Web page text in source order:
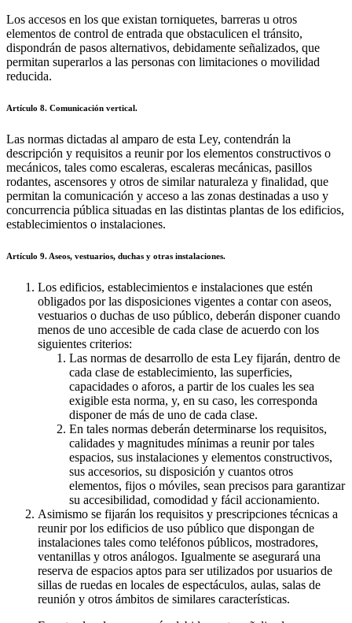
Los accesos en los que existan torniquetes, barreras u otros
elementos de control de entrada que obstaculicen el tránsito,
dispondrán de pasos alternativos, debidamente señalizados, que
permitan superarlos a las personas con limitaciones o movilidad
reducida.
Artículo 8. Comunicación vertical.
Las normas dictadas al amparo de esta Ley, contendrán la
descripción y requisitos a reunir por los elementos constructivos o
mecánicos, tales como escaleras, escaleras mecánicas, pasillos
rodantes, ascensores y otros de similar naturaleza y finalidad, que
permitan la comunicación y acceso a las zonas destinadas a uso y
concurrencia pública situadas en las distintas plantas de los edificios,
establecimientos o instalaciones.
Artículo 9. Aseos, vestuarios, duchas y otras instalaciones.
Los edificios, establecimientos e instalaciones que estén
obligados por las disposiciones vigentes a contar con aseos,
vestuarios o duchas de uso público, deberán disponer cuando
menos de uno accesible de cada clase de acuerdo con los
siguientes criterios:
Las normas de desarrollo de esta Ley fijarán, dentro de
cada clase de establecimiento, las superficies,
capacidades o aforos, a partir de los cuales les sea
exigible esta norma, y, en su caso, les corresponda
disponer de más de uno de cada clase.
En tales normas deberán determinarse los requisitos,
calidades y magnitudes mínimas a reunir por tales
espacios, sus instalaciones y elementos constructivos,
sus accesorios, su disposición y cuantos otros
elementos, fijos o móviles, sean precisos para garantizar
su accesibilidad, comodidad y fácil accionamiento.
Asimismo se fijarán los requisitos y prescripciones técnicas a
reunir por los edificios de uso público que dispongan de
instalaciones tales como teléfonos públicos, mostradores,
ventanillas y otros análogos. Igualmente se asegurará una
reserva de espacios aptos para ser utilizados por usuarios de
sillas de ruedas en locales de espectáculos, aulas, salas de
reunión y otros ámbitos de similares características.